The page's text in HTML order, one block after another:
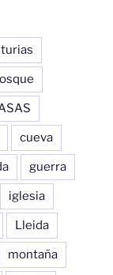
cueva
guerra
iglesia
Lleida
montaña